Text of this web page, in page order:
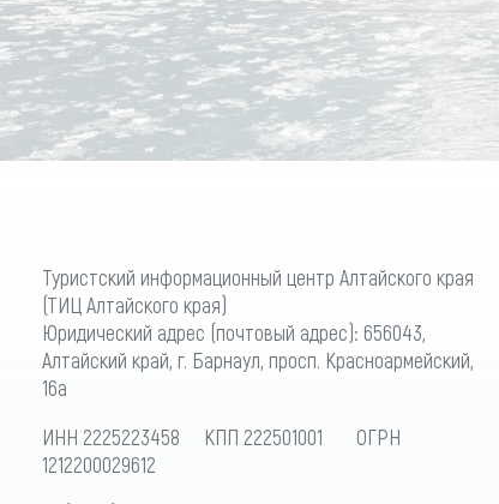
Туристский информационный центр Алтайского края
(ТИЦ Алтайского края)
Юридический адрес (почтовый адрес): 656043,
Алтайский край, г. Барнаул, просп. Красноармейский,
16а
ИНН 2225223458 КПП 222501001 ОГРН
1212200029612